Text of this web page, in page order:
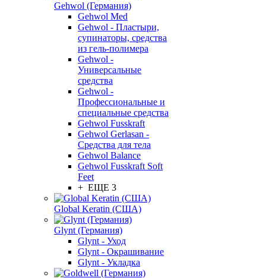
Gehwol (Германия)
Gehwol Med
Gehwol - Пластыри,
супинаторы, средства
из гель-полимера
Gehwol -
Универсальные
средства
Gehwol -
Профессиональные и
специальные средства
Gehwol Fusskraft
Gehwol Gerlasan -
Средства для тела
Gehwol Balance
Gehwol Fusskraft Soft
Feet
+ ЕЩЕ 3
Global Keratin (США)
Glynt (Германия)
Glynt - Уход
Glynt - Окрашивание
Glynt - Укладка